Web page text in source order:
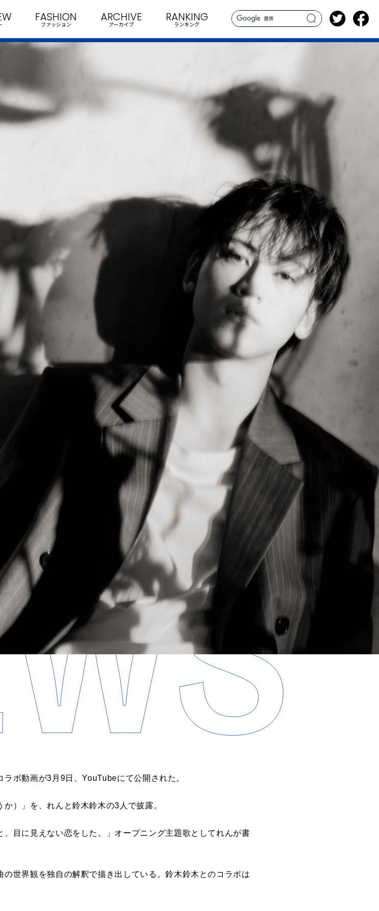
search
FASHION
ファッション
ARCHIVE
アーカイブ
RANKING
ランキング
ボ動画が3月9日、YouTubeにて公開された。
）」を、れんと鈴木鈴木の3人で披露。
、目に見えない恋をした。」オープニング主題歌としてれんが書
世界観を独自の解釈で描き出している。鈴木鈴木とのコラボは